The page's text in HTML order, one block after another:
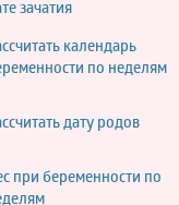
зачатия
календарь
по неделям
дату родов
при беременности по